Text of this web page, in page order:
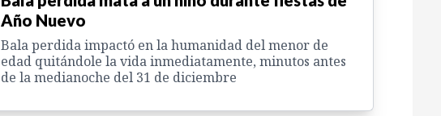
Año Nuevo
Bala perdida impactó en la humanidad del menor de
edad quitándole la vida inmediatamente, minutos antes
de la medianoche del 31 de diciembre